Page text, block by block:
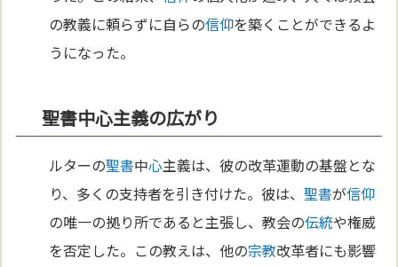
の教義に頼らずに自らの信仰を築くことができるよ
うになった。
聖書中心主義の広がり
ルターの聖書中心主義は、彼の改革運動の基盤とな
り、多くの支持者を引き付けた。彼は、聖書が信仰
の唯一の拠り所であると主張し、教会の伝統や権威
を否定した。この教えは、他の宗教改革者にも影響